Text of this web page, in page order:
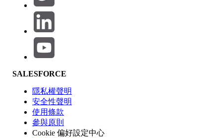
產品區域
功能影響
SALESFORCE
隱私權聲明
安全性聲明
使用條款
參與原則
Cookie 偏好設定中心